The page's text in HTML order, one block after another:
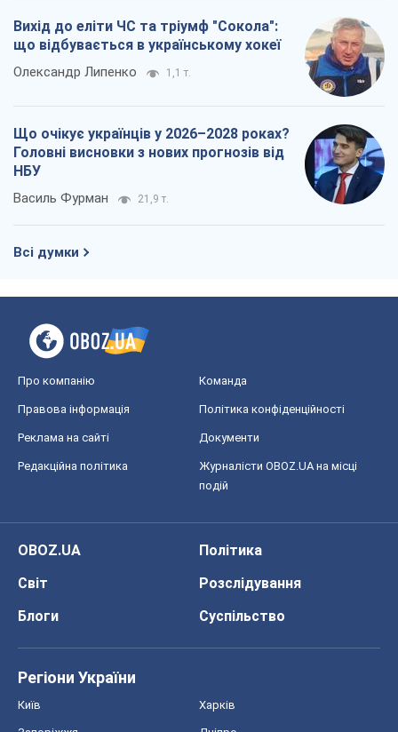
Вихід до еліти ЧС та тріумф "Сокола":
що відбувається в українському хокеї
Олександр Липенко 1,1 т.
Що очікує українців у 2026–2028 роках?
Головні висновки з нових прогнозів від
НБУ
Василь Фурман 21,9 т.
Всі думки
Про компанію Команда
Правова інформація Політика конфіденційності
Реклама на сайті Документи
Редакційна політика
Журналісти OBOZ.UA на місці
подій
OBOZ.UA
Політика
Світ
Розслідування
Блоги
Суспільство
Регіони України
Київ Харків